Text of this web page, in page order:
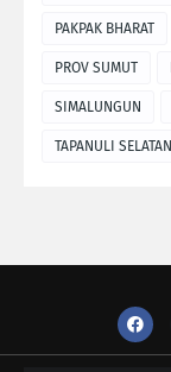
PAKPAK BHARAT
PROV SUMUT
SIMALUNGUN
TAPANULI SELATAN